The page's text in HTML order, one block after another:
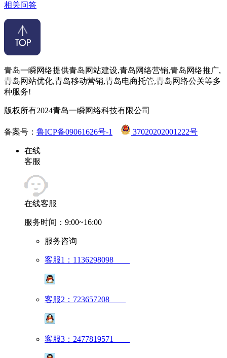
相关问答
青岛一瞬网络提供青岛网站建设,青岛网络营销,青岛网络推广,
青岛网站优化,青岛移动营销,青岛电商托管,青岛网络公关等多
种服务!
版权所有2024青岛一瞬网络科技有限公司
备案号： 鲁ICP备09061626号-1 37020202001222号
在线
客服
在线客服
服务时间：9:00~16:00
服务咨询
客服1：1136298098
客服2：723657208
客服3：2477819571